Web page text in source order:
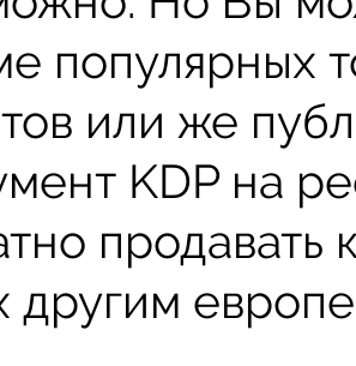
популярных
или же
KDP на
продавать
другим